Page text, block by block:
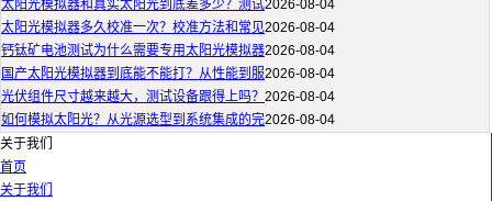
太阳光模拟器和真实太阳光到底差多少？测试2026-08-04
太阳光模拟器多久校准一次？校准方法和常见2026-08-04
钙钛矿电池测试为什么需要专用太阳光模拟器2026-08-04
国产太阳光模拟器到底能不能打？从性能到服2026-08-04
光伏组件尺寸越来越大，测试设备跟得上吗？ 2026-08-04
如何模拟太阳光？从光源选型到系统集成的完2026-08-04
关于我们
首页
关于我们